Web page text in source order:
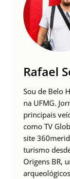
Rafael
Sou de Belo
na UFMG.
principais
como TV
site
turismo
Origens BR,